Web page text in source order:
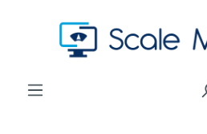
Preskoči na glavni sadržaj